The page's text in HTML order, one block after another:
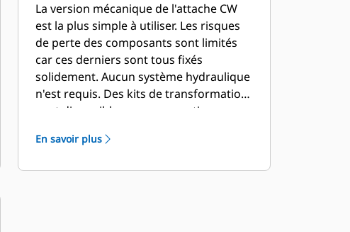
La version mécanique de l'attache CW
est la plus simple à utiliser. Les risques
de perte des composants sont limités
car ces derniers sont tous fixés
solidement. Aucun système hydraulique
n'est requis. Des kits de transformation
sont disponibles pour convertir
hydraulique à tout moment.
En savoir plus